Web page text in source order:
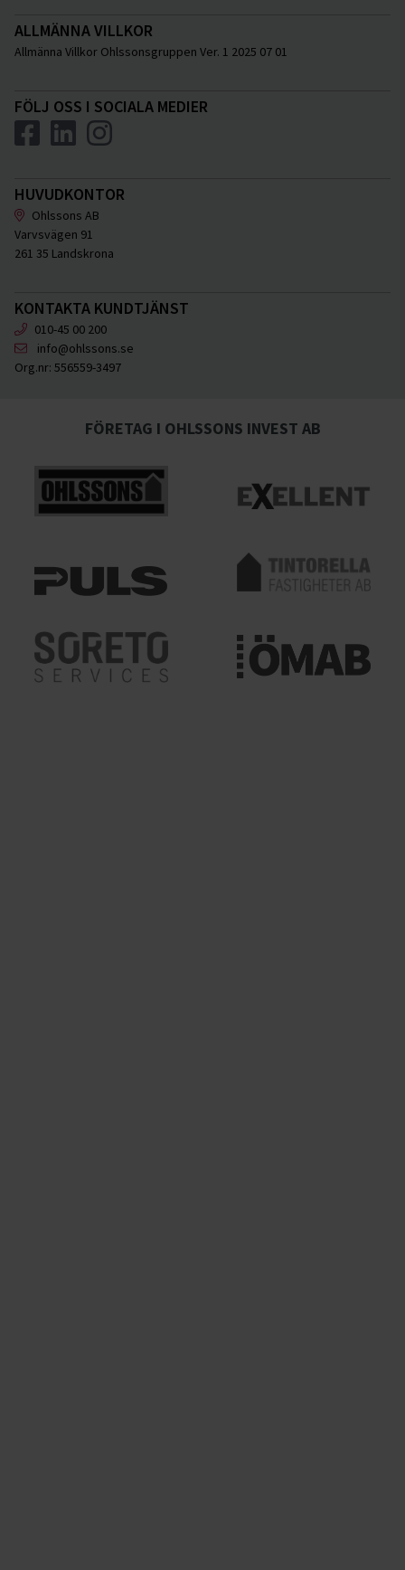
ALLMÄNNA VILLKOR
Allmänna Villkor Ohlssonsgruppen Ver. 1 2025 07 01
FÖLJ OSS I SOCIALA MEDIER
HUVUDKONTOR
Ohlssons AB
Varvsvägen 91
261 35 Landskrona
KONTAKTA KUNDTJÄNST
010-45 00 200
info@ohlssons.se
Org.nr: 556559-3497
FÖRETAG I OHLSSONS INVEST AB